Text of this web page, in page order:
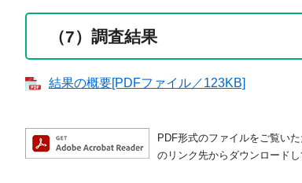
（7）調査結果
結果の概要[PDFファイル／123KB]
PDF形式のファイルをご覧い
のリンク先からダウンロードし